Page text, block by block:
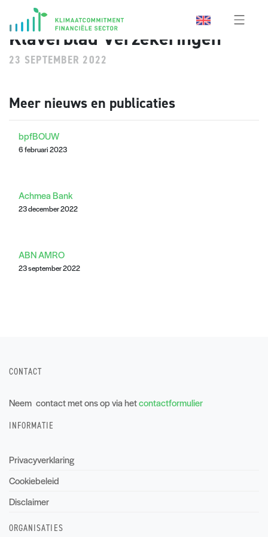
Klaverblad Verzekeringen
23 SEPTEMBER 2022
Meer nieuws en publicaties
bpfBOUW
6 februari 2023
Achmea Bank
23 december 2022
ABN AMRO
23 september 2022
CONTACT
Neem contact met ons op via hetcontactformulier
INFORMATIE
Privacyverklaring
Cookiebeleid
Disclaimer
ORGANISATIES